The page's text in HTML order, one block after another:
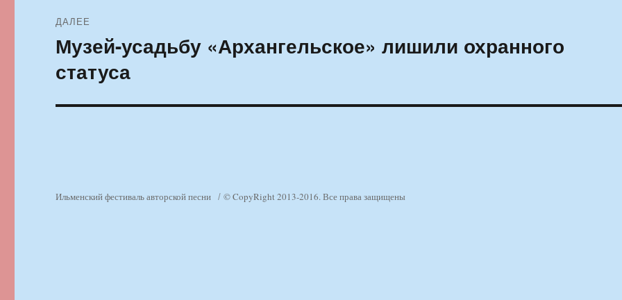
ДАЛЕЕ
Следующая
запись:
Музей-усадьбу «Архангельское» лишили охранного
статуса
Ильменский фестиваль авторской песни © CopyRight 2013-2016. Все права защищены